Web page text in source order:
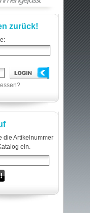
zurück!
die Artikelnummer
ein.